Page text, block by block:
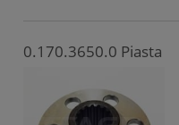
0.170.3650.0 Piasta